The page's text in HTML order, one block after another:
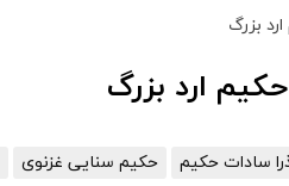
بزرگ
ارد بزرگ
سادات حکیم حکیم سنایی غزنوی